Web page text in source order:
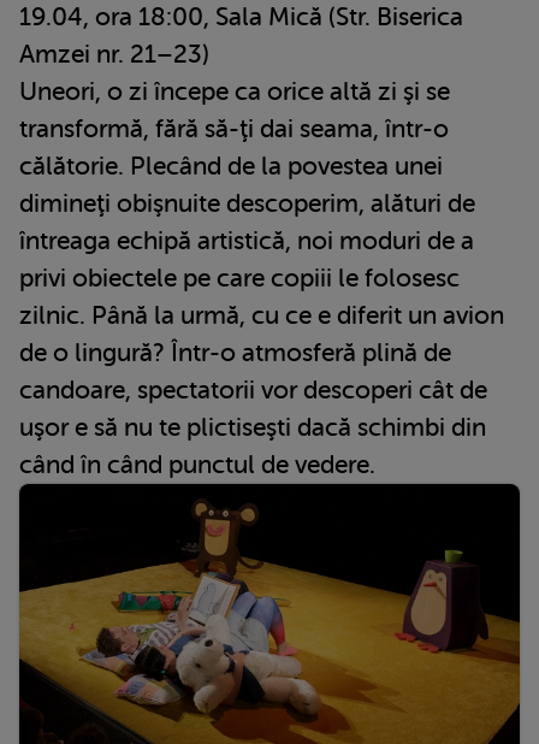
19.04, ora 18:00, Sala Mică (Str. Biserica
Amzei nr. 21–23)
Uneori, o zi începe ca orice altă zi şi se
transformă, fără să-ţi dai seama, într-o
călătorie. Plecând de la povestea unei
dimineţi obişnuite descoperim, alături de
întreaga echipă artistică, noi moduri de a
privi obiectele pe care copiii le folosesc
zilnic. Până la urmă, cu ce e diferit un avion
de o lingură? Într-o atmosferă plină de
candoare, spectatorii vor descoperi cât de
uşor e să nu te plictiseşti dacă schimbi din
când în când punctul de vedere.